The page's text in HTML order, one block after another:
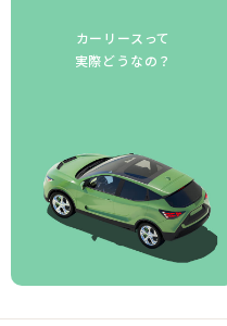
カーリースって
実際どうなの？